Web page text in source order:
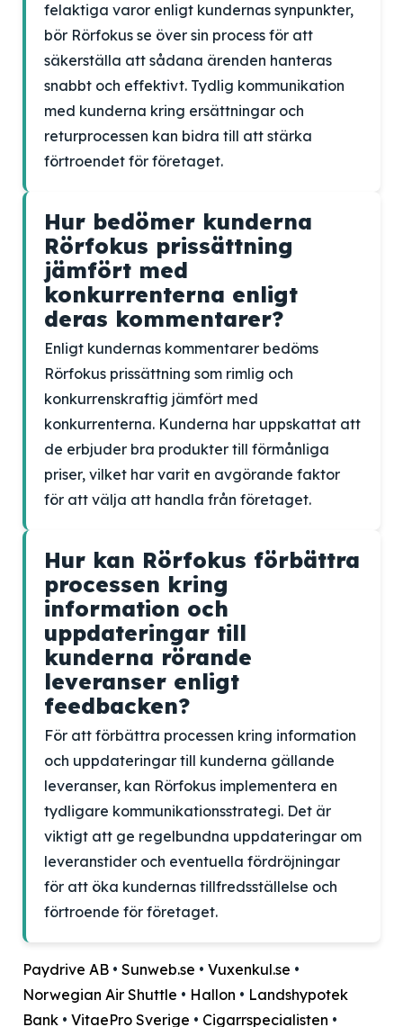
felaktiga varor enligt kundernas synpunkter,
bör Rörfokus se över sin process för att
säkerställa att sådana ärenden hanteras
snabbt och effektivt. Tydlig kommunikation
med kunderna kring ersättningar och
returprocessen kan bidra till att stärka
förtroendet för företaget.
Hur bedömer kunderna
Rörfokus prissättning
jämfört med
konkurrenterna enligt
deras kommentarer?
Enligt kundernas kommentarer bedöms
Rörfokus prissättning som rimlig och
konkurrenskraftig jämfört med
konkurrenterna. Kunderna har uppskattat att
de erbjuder bra produkter till förmånliga
priser, vilket har varit en avgörande faktor
för att välja att handla från företaget.
Hur kan Rörfokus förbättra
processen kring
information och
uppdateringar till
kunderna rörande
leveranser enligt
feedbacken?
För att förbättra processen kring information
och uppdateringar till kunderna gällande
leveranser, kan Rörfokus implementera en
tydligare kommunikationsstrategi. Det är
viktigt att ge regelbundna uppdateringar om
leveranstider och eventuella fördröjningar
för att öka kundernas tillfredsställelse och
förtroende för företaget.
Paydrive AB • Sunweb.se • Vuxenkul.se •
Norwegian Air Shuttle • Hallon • Landshypotek
Bank • VitaePro Sverige • Cigarrspecialisten •